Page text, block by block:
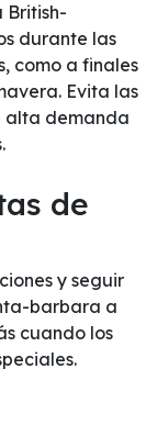
British-
durante las
como a finales
Evita las
alta demanda
de
y seguir
barbara a
cuando los